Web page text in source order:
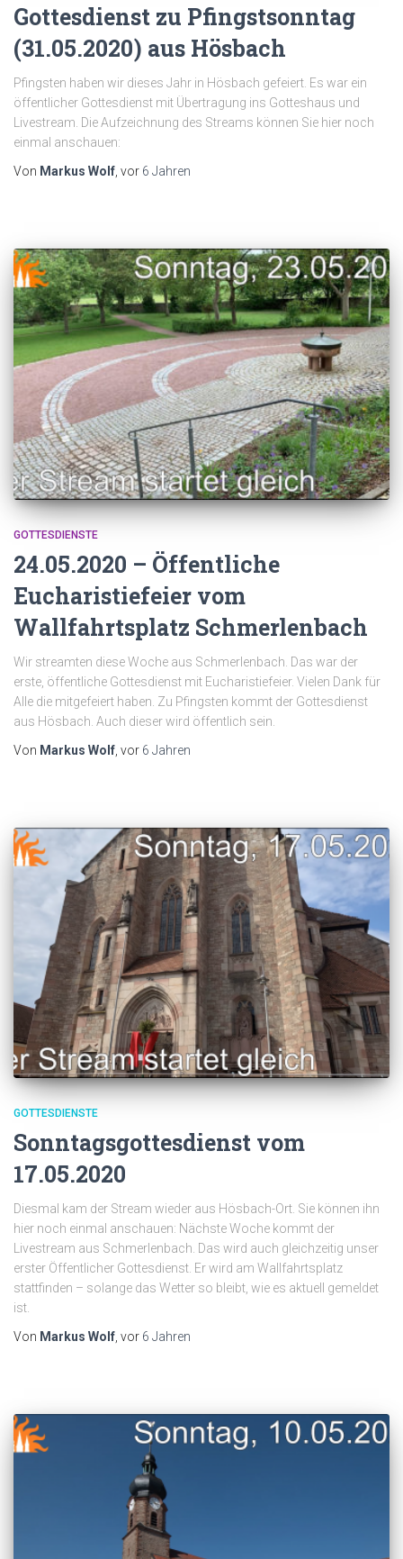
Gottesdienst zu Pfingstsonntag
(31.05.2020) aus Hösbach
Pfingsten haben wir dieses Jahr in Hösbach gefeiert. Es war ein
öffentlicher Gottesdienst mit Übertragung ins Gotteshaus und
Livestream. Die Aufzeichnung des Streams können Sie hier noch
einmal anschauen:
Von Markus Wolf , vor 6 Jahren
GOTTESDIENSTE
24.05.2020 – Öffentliche
Eucharistiefeier vom
Wallfahrtsplatz Schmerlenbach
Wir streamten diese Woche aus Schmerlenbach. Das war der
erste, öffentliche Gottesdienst mit Eucharistiefeier. Vielen Dank für
Alle die mitgefeiert haben. Zu Pfingsten kommt der Gottesdienst
aus Hösbach. Auch dieser wird öffentlich sein.
Von Markus Wolf , vor 6 Jahren
GOTTESDIENSTE
Sonntagsgottesdienst vom
17.05.2020
Diesmal kam der Stream wieder aus Hösbach-Ort. Sie können ihn
hier noch einmal anschauen: Nächste Woche kommt der
Livestream aus Schmerlenbach. Das wird auch gleichzeitig unser
erster Öffentlicher Gottesdienst. Er wird am Wallfahrtsplatz
stattfinden – solange das Wetter so bleibt, wie es aktuell gemeldet
ist.
Von Markus Wolf, vor 6 Jahren